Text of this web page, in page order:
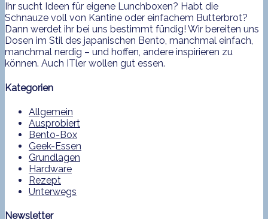
Ihr sucht Ideen für eigene Lunchboxen? Habt die
Schnauze voll von Kantine oder einfachem Butterbrot?
Dann werdet ihr bei uns bestimmt fündig! Wir bereiten uns
Dosen im Stil des japanischen Bento, manchmal einfach,
manchmal nerdig – und hoffen, andere inspirieren zu
können. Auch ITler wollen gut essen.
Kategorien
Allgemein
Ausprobiert
Bento-Box
Geek-Essen
Grundlagen
Hardware
Rezept
Unterwegs
Newsletter